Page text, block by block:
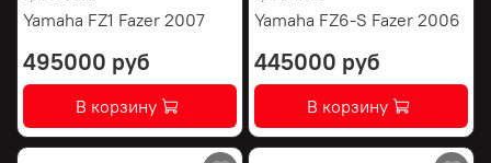
Yamaha FZ1 Fazer 2007
495000 руб
В корзину
Yamaha FZ6-S Fazer 2006
445000 руб
В корзину